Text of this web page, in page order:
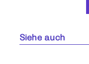
Siehe auch